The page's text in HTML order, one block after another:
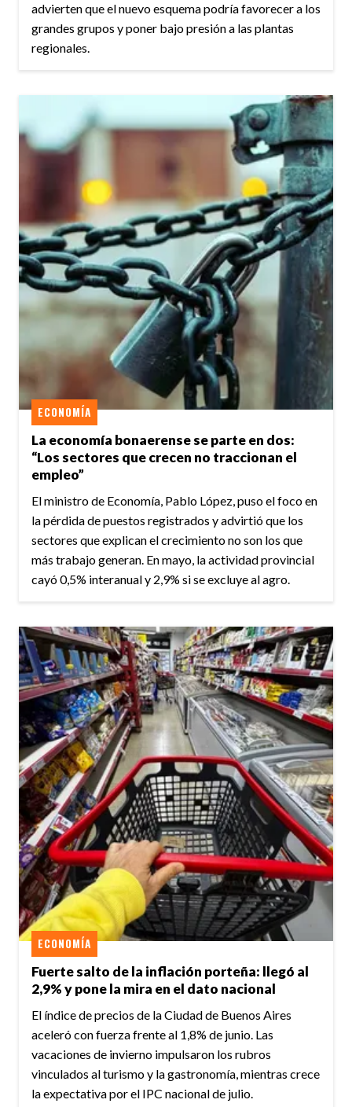
advierten que el nuevo esquema podría favorecer a los
grandes grupos y poner bajo presión a las plantas
regionales.
La economía bonaerense se parte en dos:
“Los sectores que crecen no traccionan el
empleo”
ECONOMÍA
El ministro de Economía, Pablo López, puso el foco en
la pérdida de puestos registrados y advirtió que los
sectores que explican el crecimiento no son los que
más trabajo generan. En mayo, la actividad provincial
cayó 0,5% interanual y 2,9% si se excluye al agro.
Fuerte salto de la inflación porteña: llegó al
2,9% y pone la mira en el dato nacional
ECONOMÍA
El índice de precios de la Ciudad de Buenos Aires
aceleró con fuerza frente al 1,8% de junio. Las
vacaciones de invierno impulsaron los rubros
vinculados al turismo y la gastronomía, mientras crece
la expectativa por el IPC nacional de julio.